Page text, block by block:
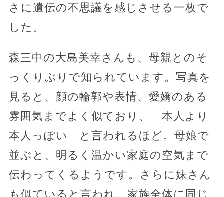
さに遺伝の不思議を感じさせる一枚で
した。
森三中の大島美幸さんも、母親とのそ
っくりぶりで知られています。写真を
見ると、顔の輪郭や表情、愛嬌のある
雰囲気までよく似ており、「本人より
本人っぽい」と言われるほど。母娘で
並ぶと、明るく温かい家庭の空気まで
伝わってくるようです。さらに妹さん
も似ていると言われ、家族全体に同じ